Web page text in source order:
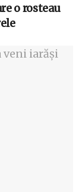
o rosteau